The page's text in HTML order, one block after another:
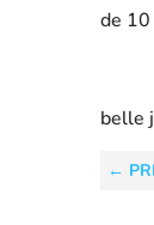
de
belle
←